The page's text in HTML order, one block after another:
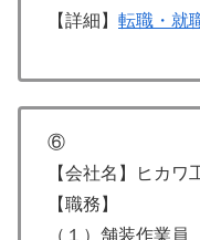
【詳細】 転職・就
⑥
【会社名】ヒカワ
【職務】
（１）舗装作業員